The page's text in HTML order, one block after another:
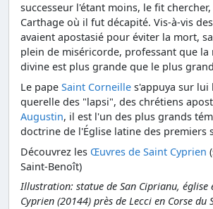
successeur l'étant moins, le fit
Carthage où il fut décapité. Vis-à-vis
avaient apostasié pour éviter la mort,
plein de miséricorde, professant que la
divine est plus grande que le plus
Le pape Saint Corneille s'appuya sur lui
querelle des "lapsi", des chrétiens
Augustin, il est l'un des plus grands
doctrine de l'Église latine des premiers
Découvrez les Œuvres de Saint Cyprien
Saint-Benoît)
Illustration: statue de San Ciprianu, église
Cyprien (20144) près de Lecci en Corse du